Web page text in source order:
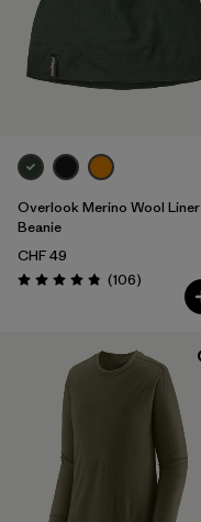
Overlook Merino Wool Liner
Beanie
CHF 49
Évaluation: 4.8 / 5
(106Avis
)